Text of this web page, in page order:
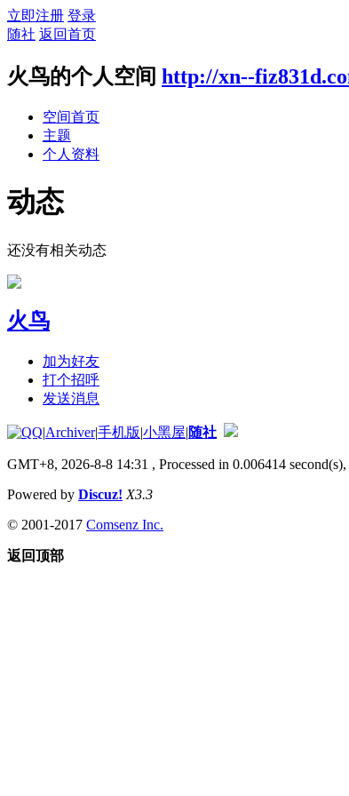
立即注册 登录
随社 返回首页
火鸟的个人空间 http://xn--
空间首页
主题
个人资料
动态
还没有相关动态
火鸟
加为好友
打个招呼
发送消息
|Archiver|手机版|小黑屋|随社
GMT+8, 2026-8-8 14:31 , Processed in 0.006414
Powered by Discuz! X3.3
© 2001-2017 Comsenz Inc.
返回顶部